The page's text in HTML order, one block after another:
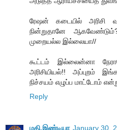
ரேஷன் கடையில் அரிசி
நின்றுதானே
முறையல்ல இல்லையா//
கூட்டம் இல்லைன்னா
அரிசியியல்!! அப்புறம்
நிச்சயம் எழுப்ப மாட்டோம்
Reply
மதி.இண்டியா January 30,